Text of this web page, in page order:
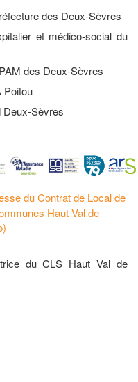
des Deux-Sèvres
et médico-social du
des Deux-Sèvres
Poitou
Deux-Sèvres
du Contrat de Local de
Haut Val de
du CLS Haut Val de